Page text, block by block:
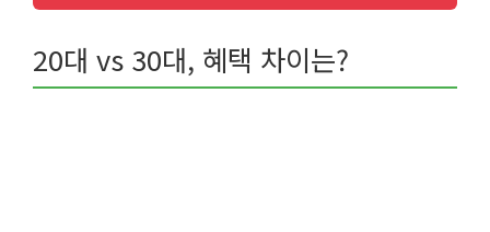
20대 vs 30대, 혜택 차이는?